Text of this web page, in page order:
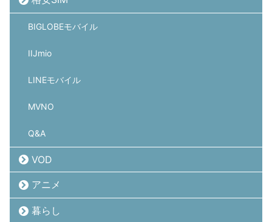
BIGLOBEモバイル
IIJmio
LINEモバイル
MVNO
Q&A
VOD
アニメ
暮らし